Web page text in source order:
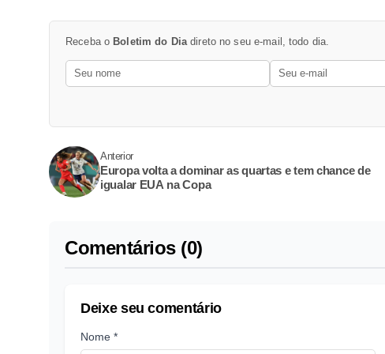
Receba o Boletim do Dia direto no seu e-mail, todo dia.
Anterior
Europa volta a dominar as quartas e tem chance de
igualar EUA na Copa
Comentários (0)
Deixe seu comentário
Nome *